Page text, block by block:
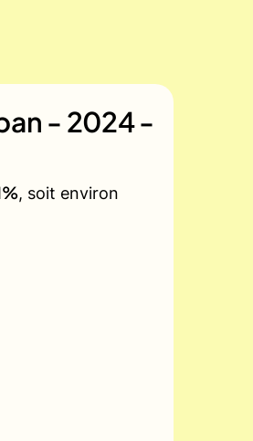
- 2024 -
, soit environ